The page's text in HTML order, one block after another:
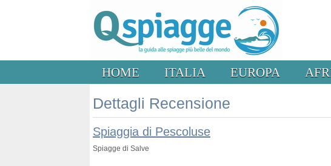
HOME ITALIA EUROPA
Dettagli Recensione
Spiaggia di Pescoluse
Spiagge di Salve